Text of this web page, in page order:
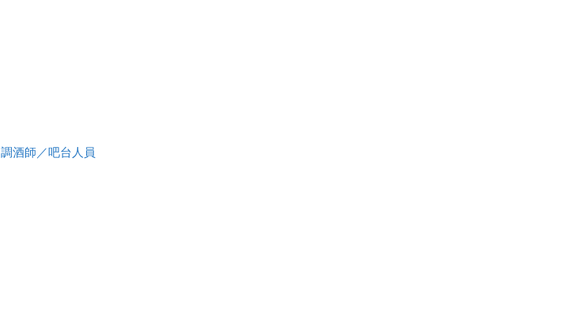
調酒師／吧台人員